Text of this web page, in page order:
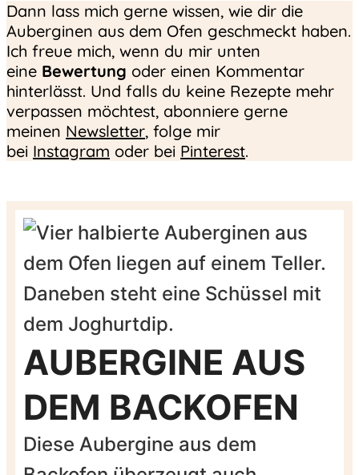
Dann lass mich gerne wissen, wie dir die
Auberginen aus dem Ofen geschmeckt haben.
Ich freue mich, wenn du mir unten
eine Bewertung oder einen Kommentar
hinterlässt. Und falls du keine Rezepte mehr
verpassen möchtest, abonniere gerne
meinen Newsletter, folge mir
bei Instagram oder bei Pinterest.
AUBERGINE AUS
DEM BACKOFEN
Diese Aubergine aus dem